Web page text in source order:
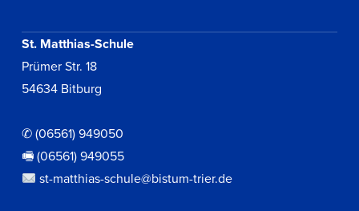
St. Matthias-Schule
Prümer Str. 18
54634 Bitburg
✆ (06561) 949050
🖷 (06561) 949055
st-matthias-schule@bistum-trier.de